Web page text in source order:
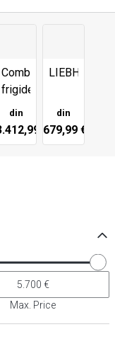
Combinații
frigider/congelator
din
€
LIEBHERR
din
679,99 €
Max. Price